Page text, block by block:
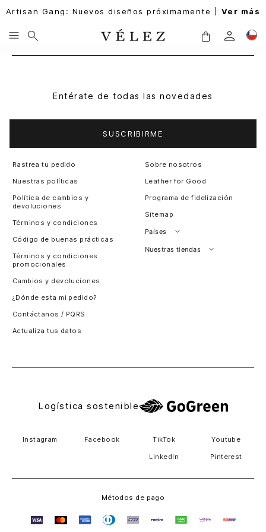
Artisan Gang: Nuevos diseños próximamente | Ver más
Entérate de todas las novedades
SUSCRIBIRME
Rastrea tu pedido
Nuestras políticas
Política de cambios y
devoluciones
Términos y condiciones
Código de buenas prácticas
Términos y condiciones
promocionales
Cambios y devoluciones
¿Dónde esta mi pedido?
Contáctanos / PQRS
Actualiza tus datos
Sobre nosotros
Leather for Good
Programa de fidelización
Sitemap
Países
Perú
Nuestras tiendas
Logística sostenible
Instagram Facebook TikTok Youtube
LinkedIn Pinterest
Métodos de pago